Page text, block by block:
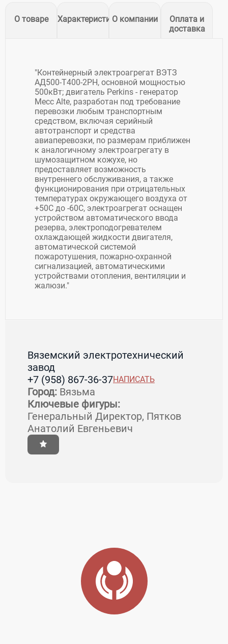
О товаре ХарактеристикиО компании
Оплата и
доставка
"Контейнерный электроагрегат ВЭТЗ
АД500-Т400-2РН, основной мощностью
500кВт; двигатель Perkins - генератор
Mecc Alte, разработан под требование
перевозки любым транспортным
средством, включая серийный
автотранспорт и средства
авиаперевозки, по размерам приближен
к аналогичному электроагрегату в
шумозащитном кожухе, но
предоставляет возможность
внутреннего обслуживания, а также
функционирования при отрицательных
температурах окружающего воздуха от
+50С до -60С, электроагрегат оснащен
устройством автоматического ввода
резерва, электроподогревателем
охлаждающей жидкости двигателя,
автоматической системой
пожаротушения, пожарно-охранной
сигнализацией, автоматическими
устройствами отопления, вентиляции и
жалюзи."
Вяземский электротехнический
завод
+7 (958) 867-36-37НАПИСАТЬ
Город: Вязьма
Ключевые фигуры:
Генеральный Директор, Пятков
Анатолий Евгеньевич